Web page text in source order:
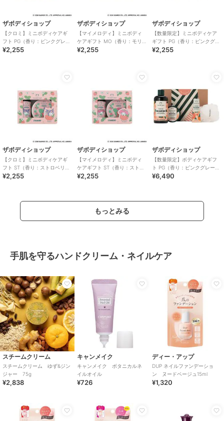
ザボディショップ
【クロミ】ミニボディケアギ
フト PG（香り：ピンクグレー
プフルーツ）
¥2,255
ザボディショップ
【マイメロディ】ミニボディ
ケアギフト MO（香り：モリ
ンガ）
¥2,255
ザボディショップ
【数量限定】ミニボディケア
ギフト PG（香り：ピンクグレ
ープフルーツ）
¥2,255
ザボディショップ
【クロミ】ミニボディケアギ
フト ST（香り：ストロベリ
ー）
¥2,255
ザボディショップ
【マイメロディ】ミニボディ
ケアギフト ST（香り：ストロ
ベリー）
¥2,255
ザボディショップ
【数量限定】ボディケアギフ
ト PG（香り：ピンクグレープ
フルーツ）
¥6,490
もっとみる
手肌を守るハンドクリーム・ネイルケア
スチームクリーム
スチームクリーム ゆず&ジン
ジャー 75g
¥2,838
キャンメイク
キャンメイク ボタニカルネ
イルオイル
¥726
ディー・アップ
DUP ネイルファンデーショ
ン ヌードベージュ15ml
¥1,320